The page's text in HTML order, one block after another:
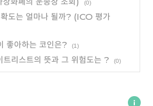
(0)
도는 얼마나 될까? (ICO 평가
좋아하는 코인은? (1)
리스트의 뜻과 그 위험도는 ? (0)